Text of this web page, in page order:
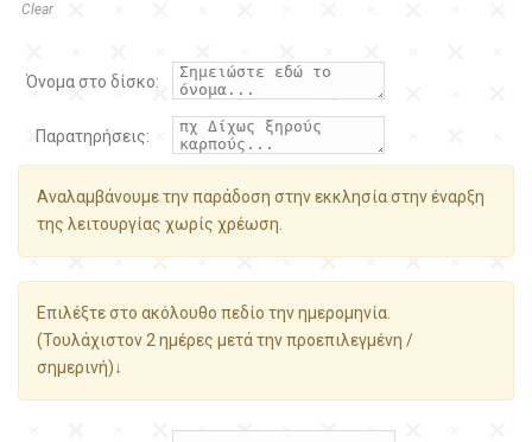
Clear
Όνομα στο δίσκο:
Παρατηρήσεις:
Αναλαμβάνουμε την παράδοση στην εκκλησία στην έναρξη
της λειτουργίας χωρίς χρέωση.
Επιλέξτε στο ακόλουθο πεδίο την ημερομηνία.
(Τουλάχιστον 2 ημέρες μετά την προεπιλεγμένη /
σημερινή)↓